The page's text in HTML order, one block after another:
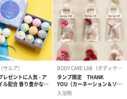
真付きメッセージカ
ド（Thank you）ピ
ク（680円）
【誕生日】
Birthday ホワ
刷なし）（